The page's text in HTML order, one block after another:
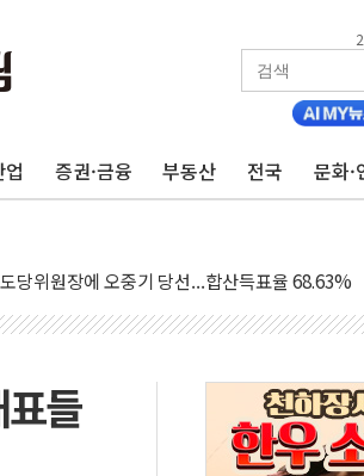
업 증권·금융 부동산 전국 문화·
쏟아진 울진...'두천~하당'·'올미골교' 차량 통행
공장서 작업 중 사고 발생…작업자 1명 숨져
국가산단에 '철강 AI융합실증센터' 들어선다
착장 하류서 50대 숨진 채 발견...경찰, 조사 중
당위원장에 오중기 당선...합산득표율 68.63%
중 어머니 살해 10대 구속…범행 후 반려견도
원·대구·경북 경선 결과...김민석 48.54% 정
북 경선 결과 발표...김민석 47.37% 정청래
대구 경선 결과 발표...정청래 47.82% 김민석
들